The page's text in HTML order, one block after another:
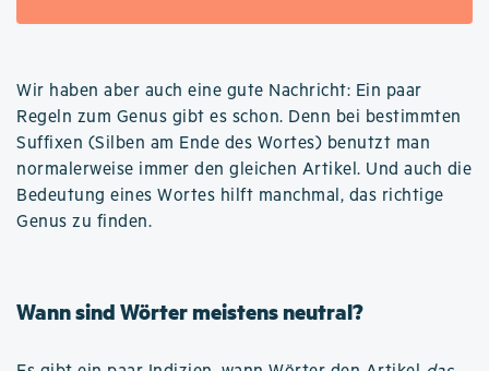
Wir haben aber auch eine gute Nachricht: Ein paar
Regeln zum Genus gibt es schon. Denn bei bestimmten
Suffixen (Silben am Ende des Wortes) benutzt man
normalerweise immer den gleichen Artikel. Und auch die
Bedeutung eines Wortes hilft manchmal, das richtige
Genus zu finden.
Wann sind Wörter meistens neutral?